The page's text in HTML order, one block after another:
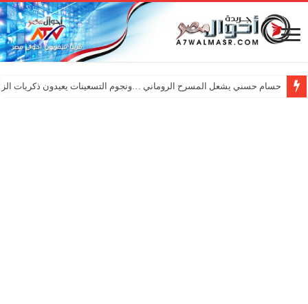
حسام حسني يشعل المسرح الروماني …ونجوم التسعينات يعيدون ذكريات